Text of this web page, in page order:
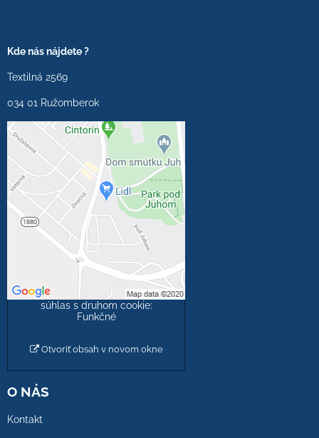
Kde nás nájdete ?
Textilná 2569
034 01 Ružomberok
Externý obsah je
blokovaný Voľbami
súkromia
Prajete si načítať externý
obsah?
Povoliť tentokrát
Povoliť a zapamätať -
súhlas s druhom cookie:
Funkčné
Otvoriť obsah v novom okne
O NÁS
Kontakt